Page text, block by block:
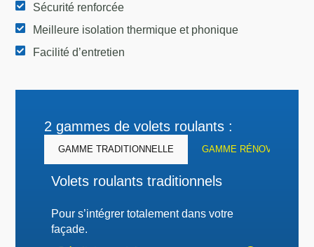
Sécurité renforcée
Meilleure isolation thermique et phonique
Facilité d’entretien
2 gammes de volets roulants :
GAMME TRADITIONNELLE GAMME RÉNOVATION
Volets roulants traditionnels
Pour s’intégrer totalement dans votre
façade.